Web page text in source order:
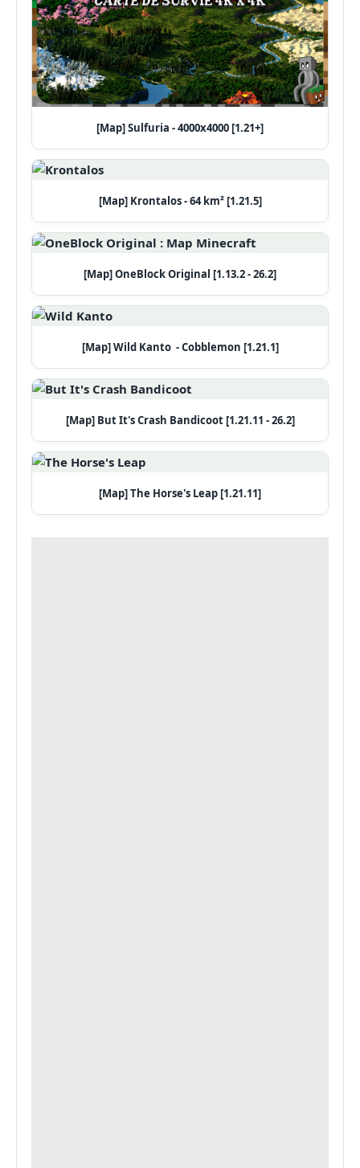
[Map] Sulfuria - 4000x4000 [1.21+]
[Map] Krontalos - 64 km² [1.21.5]
[Map] OneBlock Original [1.13.2 - 26.2]
[Map] Wild Kanto - Cobblemon [1.21.1]
[Map] But It's Crash Bandicoot [1.21.11 - 26.2]
[Map] The Horse's Leap [1.21.11]